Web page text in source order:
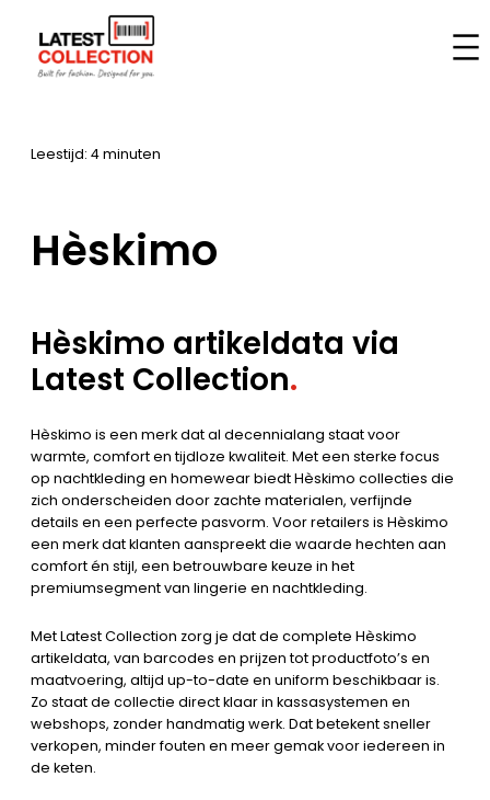
inhoud
Home –Merken–
Leestijd: 4 minuten
Hèskimo
Hèskimo artikeldata via
Latest Collection.
Hèskimo is een merk dat al decennialang staat voor
warmte, comfort en tijdloze kwaliteit. Met een sterke focus
op nachtkleding en homewear biedt Hèskimo collecties die
zich onderscheiden door zachte materialen, verfijnde
details en een perfecte pasvorm. Voor retailers is Hèskimo
een merk dat klanten aanspreekt die waarde hechten aan
comfort én stijl, een betrouwbare keuze in het
premiumsegment van lingerie en nachtkleding.
Met Latest Collection zorg je dat de complete Hèskimo
artikeldata, van barcodes en prijzen tot productfoto’s en
maatvoering, altijd up-to-date en uniform beschikbaar is.
Zo staat de collectie direct klaar in kassasystemen en
webshops, zonder handmatig werk. Dat betekent sneller
verkopen, minder fouten en meer gemak voor iedereen in
de keten.